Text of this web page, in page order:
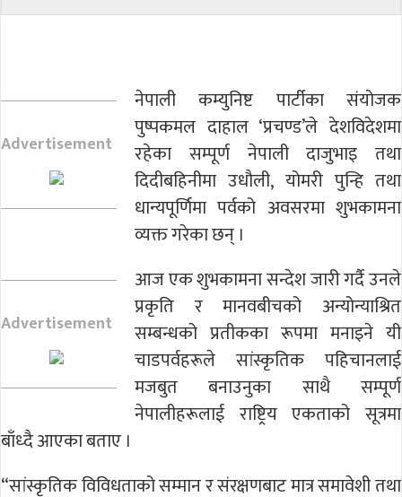
Advertisement
नेपाली कम्युनिष्ट पार्टीका संयोजक
पुष्पकमल दाहाल ‘प्रचण्ड’ले देशविदेशमा
रहेका सम्पूर्ण नेपाली दाजुभाइ तथा
दिदीबहिनीमा उधौली, योमरी पुन्हि तथा
धान्यपूर्णिमा पर्वको अवसरमा शुभकामना
व्यक्त गरेका छन् ।
Advertisement
आज एक शुभकामना सन्देश जारी गर्दै उनले
प्रकृति र मानवबीचको अन्योन्याश्रित
सम्बन्धको प्रतीकका रूपमा मनाइने यी
चाडपर्वहरूले सांस्कृतिक पहिचानलाई
मजबुत बनाउनुका साथै सम्पूर्ण
नेपालीहरूलाई राष्ट्रिय एकताको सूत्रमा
बाँध्दै आएका बताए ।
“सांस्कृतिक विविधताको सम्मान र संरक्षणबाट मात्र समावेशी तथा